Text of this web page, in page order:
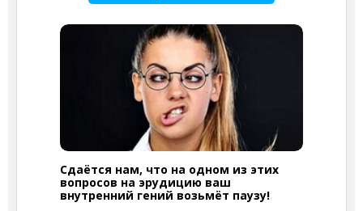
Сдаётся нам, что на одном из этих
вопросов на эрудицию ваш
внутренний гений возьмёт паузу!